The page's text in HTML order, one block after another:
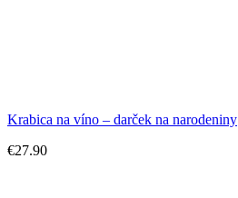
Krabica na víno – darček na narodeniny
€27.90